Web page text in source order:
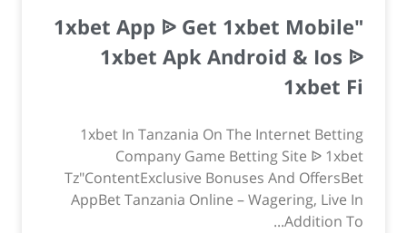
"1xbet App ᐉ Get 1xbet Mobile
1xbet Apk Android & Ios ᐉ
1xbet Fi
1xbet In Tanzania On The Internet Betting
Company Game Betting Site ᐉ 1xbet
Tz"ContentExclusive Bonuses And OffersBet
AppBet Tanzania Online – Wagering, Live In
Addition To...